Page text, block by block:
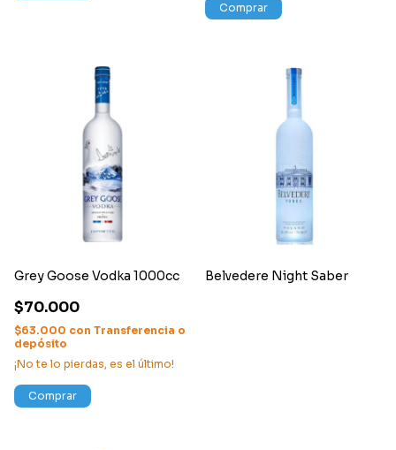
Comprar
Grey Goose Vodka 1000cc
$70.000
$63.000 con Transferencia o
depósito
¡No te lo pierdas, es el último!
Comprar
Belvedere Night Saber